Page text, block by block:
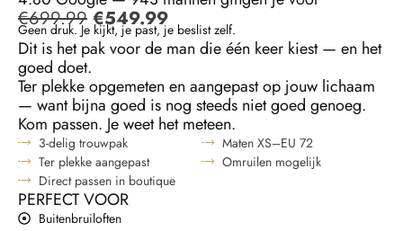
€699.99 €549.99
Geen druk. Je kijkt, je past, je beslist zelf.
Dit is het pak voor de man die één keer kiest — en het
goed doet.
Ter plekke opgemeten en aangepast op jouw lichaam
— want bijna goed is nog steeds niet goed genoeg.
Kom passen. Je weet het meteen.
3-delig trouwpak
Ter plekke aangepast
Direct passen in boutique
Maten XS–EU 72
Omruilen mogelijk
PERFECT VOOR
Buitenbruiloften